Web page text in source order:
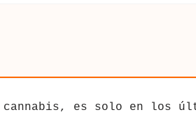
es solo en los